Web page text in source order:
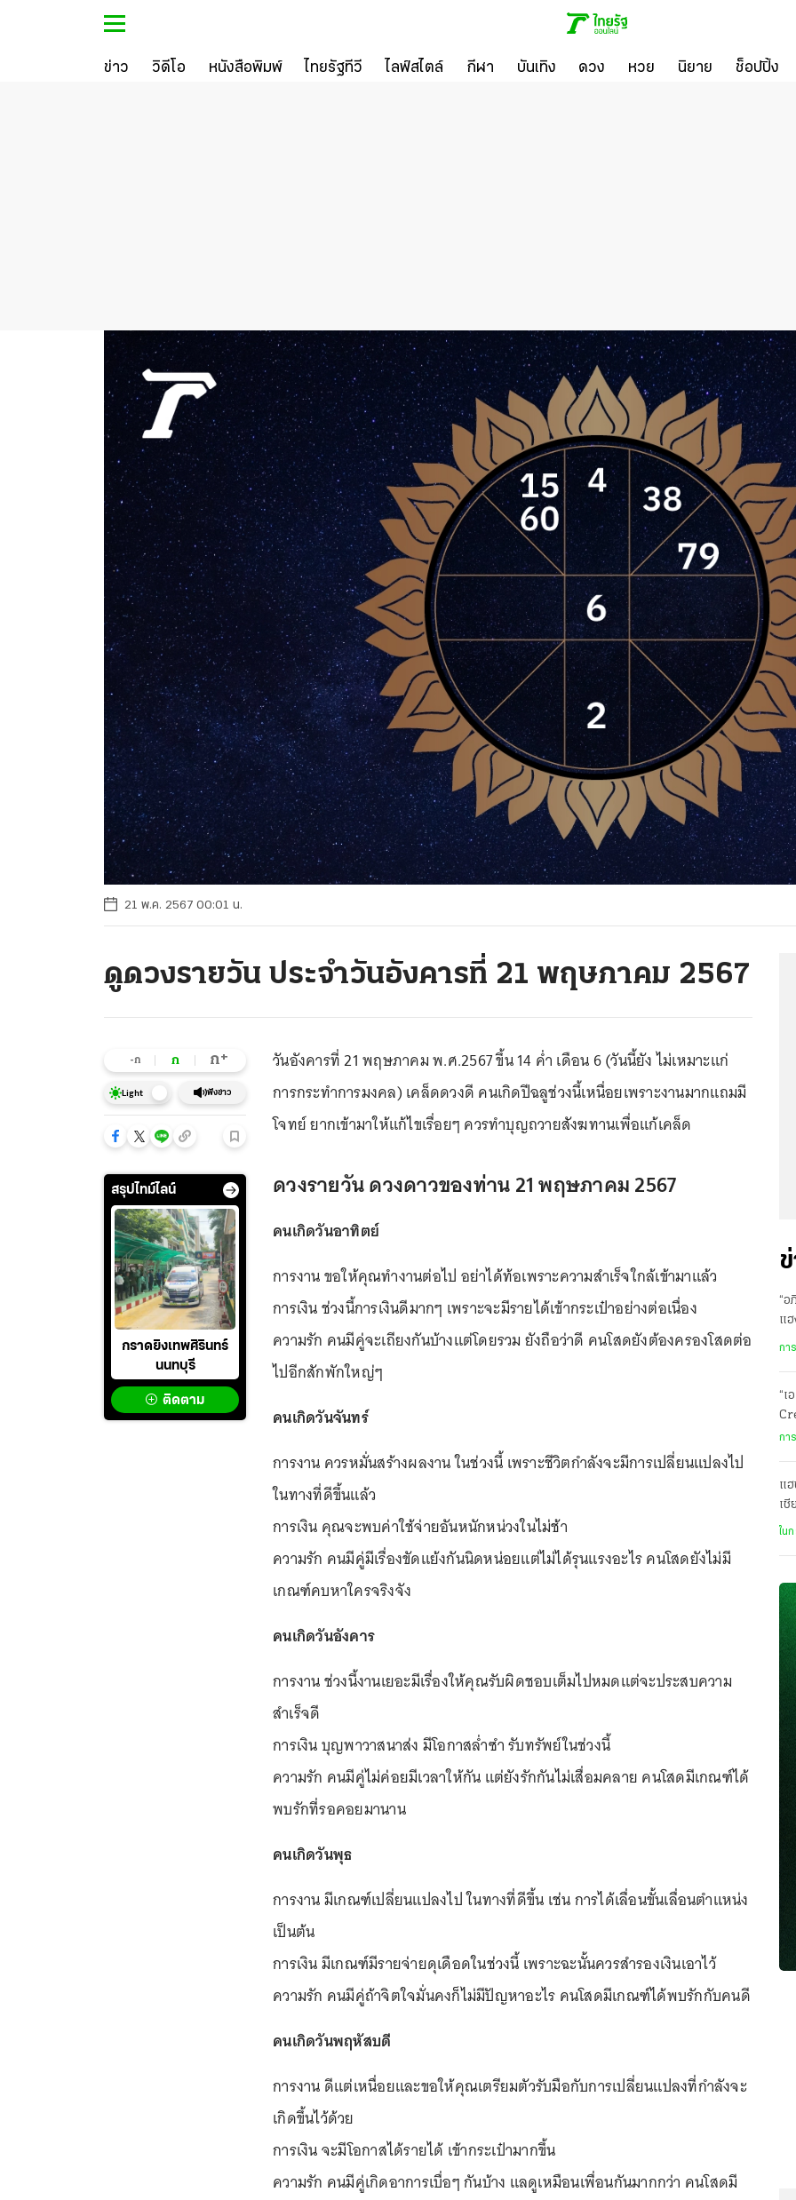
ข่าว วิดีโอ หนังสือพิมพ์ ไทยรัฐทีวี ไลฟ์สไตล์ กีฬา บันเทิง ดวง หวย นิยาย ช็อปปิ้ง
21 พ.ค. 2567 00:01 น.
ดูดวงรายวัน ประจำวันอังคารที่ 21 พฤษภาคม 2567
-ก ก ก+
Light ฟังข่าว
สรุปไทม์ไลน์
กราดยิงเทพศิรินทร์
นนทบุรี
ติดตาม
วันอังคารที่ 21 พฤษภาคม พ.ศ.2567 ขึ้น 14 ค่ำ เดือน 6 (วันนี้ยัง ไม่เหมาะแก่
การกระทำการมงคล) เคล็ดดวงดี คนเกิดปีฉลูช่วงนี้เหนื่อยเพราะงานมากแถมมี
โจทย์ ยากเข้ามาให้แก้ไขเรื่อยๆ ควรทำบุญถวายสังฆทานเพื่อแก้เคล็ด
ดวงรายวัน ดวงดาวของท่าน 21 พฤษภาคม 2567
คนเกิดวันอาทิตย์
การงาน ขอให้คุณทำงานต่อไป อย่าได้ท้อเพราะความสำเร็จใกล้เข้ามาแล้ว
การเงิน ช่วงนี้การเงินดีมากๆ เพราะจะมีรายได้เข้ากระเป๋าอย่างต่อเนื่อง
ความรัก คนมีคู่จะเถียงกันบ้างแต่โดยรวม ยังถือว่าดี คนโสดยังต้องครองโสดต่อ
ไปอีกสักพักใหญ่ๆ
คนเกิดวันจันทร์
การงาน ควรหมั่นสร้างผลงาน ในช่วงนี้ เพราะชีวิตกำลังจะมีการเปลี่ยนแปลงไป
ในทางที่ดีขึ้นแล้ว
การเงิน คุณจะพบค่าใช้จ่ายอันหนักหน่วงในไม่ช้า
ความรัก คนมีคู่มีเรื่องขัดแย้งกันนิดหน่อยแต่ไม่ได้รุนแรงอะไร คนโสดยังไม่มี
เกณฑ์คบหาใครจริงจัง
คนเกิดวันอังคาร
การงาน ช่วงนี้งานเยอะมีเรื่องให้คุณรับผิดชอบเต็มไปหมดแต่จะประสบความ
สำเร็จดี
การเงิน บุญพาวาสนาส่ง มีโอกาสล่ำซำ รับทรัพย์ในช่วงนี้
ความรัก คนมีคู่ไม่ค่อยมีเวลาให้กัน แต่ยังรักกันไม่เสื่อมคลาย คนโสดมีเกณฑ์ได้
พบรักที่รอคอยมานาน
คนเกิดวันพุธ
การงาน มีเกณฑ์เปลี่ยนแปลงไป ในทางที่ดีขึ้น เช่น การได้เลื่อนขั้นเลื่อนตำแหน่ง
เป็นต้น
การเงิน มีเกณฑ์มีรายจ่ายดุเดือดในช่วงนี้ เพราะฉะนั้นควรสำรองเงินเอาไว้
ความรัก คนมีคู่ถ้าจิตใจมั่นคงก็ไม่มีปัญหาอะไร คนโสดมีเกณฑ์ได้พบรักกับคนดี
คนเกิดวันพฤหัสบดี
การงาน ดีแต่เหนื่อยและขอให้คุณเตรียมตัวรับมือกับการเปลี่ยนแปลงที่กำลังจะ
เกิดขึ้นไว้ด้วย
การเงิน จะมีโอกาสได้รายได้ เข้ากระเป๋ามากขึ้น
ความรัก คนมีคู่เกิดอาการเบื่อๆ กันบ้าง แลดูเหมือนเพื่อนกันมากกว่า คนโสดมี
“อ
แฮ
กา
“เ
ดัน
กา
แ
เชี
รร
ใน